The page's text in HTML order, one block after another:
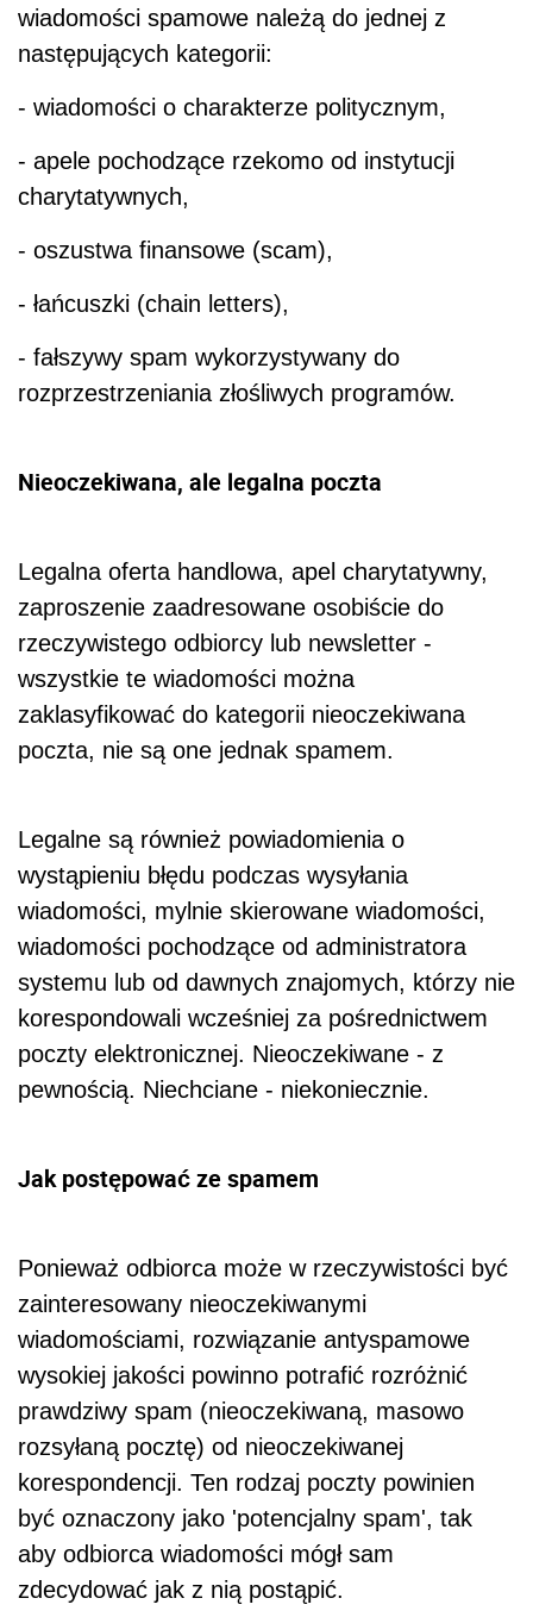
wiadomości spamowe należą do jednej z
następujących kategorii:
- wiadomości o charakterze politycznym,
- apele pochodzące rzekomo od instytucji
charytatywnych,
- oszustwa finansowe (scam),
- łańcuszki (chain letters),
- fałszywy spam wykorzystywany do
rozprzestrzeniania złośliwych programów.
Nieoczekiwana, ale legalna poczta
Legalna oferta handlowa, apel charytatywny,
zaproszenie zaadresowane osobiście do
rzeczywistego odbiorcy lub newsletter -
wszystkie te wiadomości można
zaklasyfikować do kategorii nieoczekiwana
poczta, nie są one jednak spamem.
Legalne są również powiadomienia o
wystąpieniu błędu podczas wysyłania
wiadomości, mylnie skierowane wiadomości,
wiadomości pochodzące od administratora
systemu lub od dawnych znajomych, którzy nie
korespondowali wcześniej za pośrednictwem
poczty elektronicznej. Nieoczekiwane - z
pewnością. Niechciane - niekoniecznie.
Jak postępować ze spamem
Ponieważ odbiorca może w rzeczywistości być
zainteresowany nieoczekiwanymi
wiadomościami, rozwiązanie antyspamowe
wysokiej jakości powinno potrafić rozróżnić
prawdziwy spam (nieoczekiwaną, masowo
rozsyłaną pocztę) od nieoczekiwanej
korespondencji. Ten rodzaj poczty powinien
być oznaczony jako 'potencjalny spam', tak
aby odbiorca wiadomości mógł sam
zdecydować jak z nią postąpić.